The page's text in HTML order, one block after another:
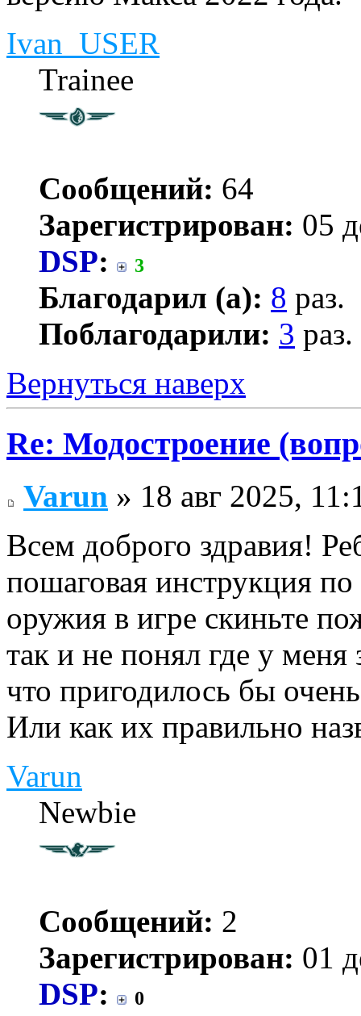
Ivan_USER
Trainee
Сообщений: 64
Зарегистрирован: 05
DSP: 3
Благодарил (а): 8 раз.
Поблагодарили: 3 раз.
Вернуться наверх
Re: Модостроение
Varun » 18 авг 2025,
Всем доброго здравия!
пошаговая инструкция
оружия в игре скиньте
так и не понял где у меня
что пригодилось бы
Или как их правильно
Varun
Newbie
Сообщений: 2
Зарегистрирован: 01
DSP: 0